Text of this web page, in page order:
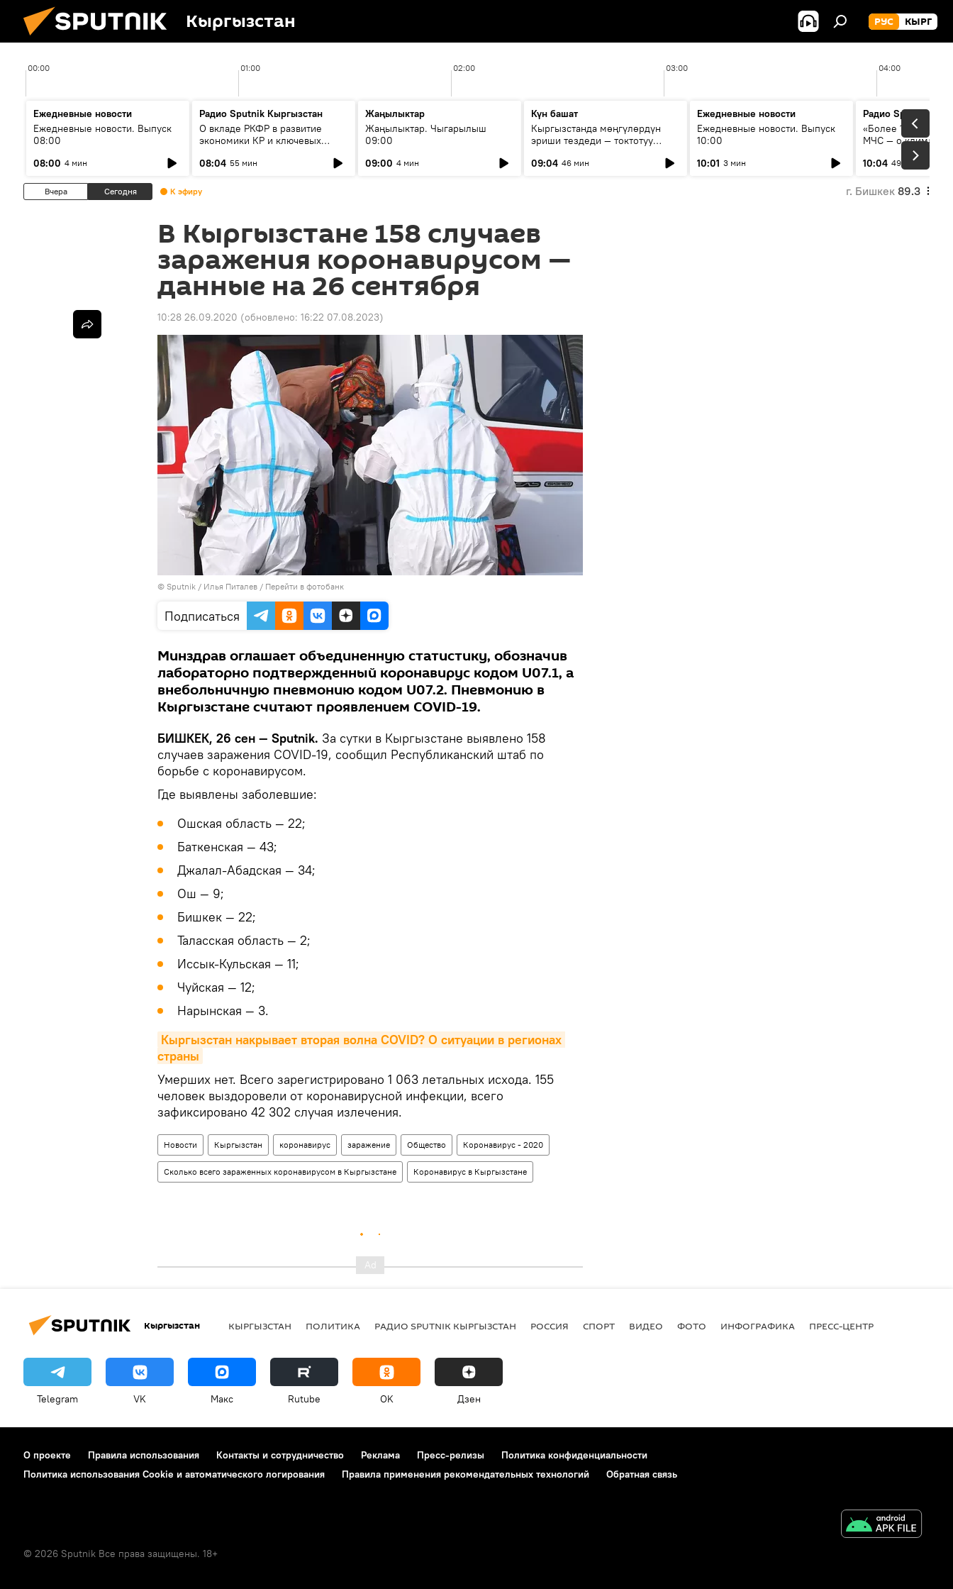
Кыргызстан РУС КЫРГ
00:00 01:00 02:00 03:00 04:00
Ежедневные новости
Ежедневные новости. Выпуск
08:00
08:00 4 мин
Радио Sputnik Кыргызстан
О вкладе РКФР в развитие
экономики КР и ключевых
08:04 55 мин
Жаңылыктар
Жаңылыктар. Чыгарылыш
09:00
09:00 4 мин
Күн башат
Кыргызстанда мөңгүлөрдүн
эриши тездеди — токтотуу
09:04 46 мин
Ежедневные новости
Ежедневные новости. Выпуск
10:00
10:01 3 мин
Радио Sputnik
«Более 1200 сёл в
МЧС — о климате,
системе
населения
10:04 49 мин
Вчера Сегодня К эфиру г. Бишкек 89.3
В Кыргызстане 158 случаев
заражения коронавирусом —
данные на 26 сентября
10:28 26.09.2020 (обновлено: 16:22 07.08.2023)
© Sputnik / Илья Питалев / Перейти в фотобанк
Подписаться
Минздрав оглашает объединенную статистику, обозначив
лабораторно подтвержденный коронавирус кодом U07.1, а
внебольничную пневмонию кодом U07.2. Пневмонию в
Кыргызстане считают проявлением COVID-19.
БИШКЕК, 26 сен — Sputnik. За сутки в Кыргызстане выявлено 158
случаев заражения COVID-19, сообщил Республиканский штаб по
борьбе с коронавирусом.
Где выявлены заболевшие:
Ошская область — 22;
Баткенская — 43;
Джалал-Абадская — 34;
Ош — 9;
Бишкек — 22;
Таласская область — 2;
Иссык-Кульская — 11;
Чуйская — 12;
Нарынская — 3.
Кыргызстан накрывает вторая волна COVID? О ситуации в регионах
страны
Умерших нет. Всего зарегистрировано 1 063 летальных исхода. 155
человек выздоровели от коронавирусной инфекции, всего
зафиксировано 42 302 случая излечения.
Новости Кыргызстан коронавирус заражение Общество Коронавирус - 2020
Сколько всего зараженных коронавирусом в Кыргызстане Коронавирус в Кыргызстане
Кыргызстан КЫРГЫЗСТАН ПОЛИТИКА РАДИО SPUTNIK КЫРГЫЗСТАН РОССИЯ СПОРТ ВИДЕО ФОТО ИНФОГРАФИКА ПРЕСС-ЦЕНТР
Telegram VK Макс Rutube OK Дзен
О проекте Правила использования Контакты и сотрудничество Реклама Пресс-релизы
Политика конфиденциальности
Политика использования Cookie и автоматического логирования
Правила применения рекомендательных технологий Обратная связь
© 2026 Sputnik Все права защищены. 18+